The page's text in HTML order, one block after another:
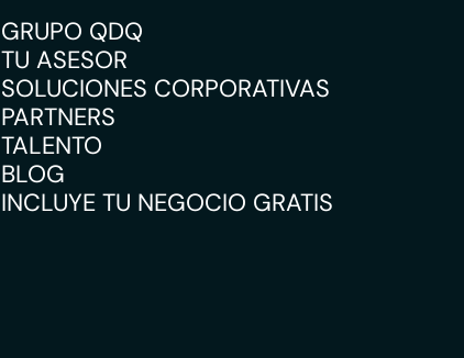
GRUPO QDQ
TU ASESOR
SOLUCIONES CORPORATIVAS
PARTNERS
TALENTO
BLOG
INCLUYE TU NEGOCIO GRATIS